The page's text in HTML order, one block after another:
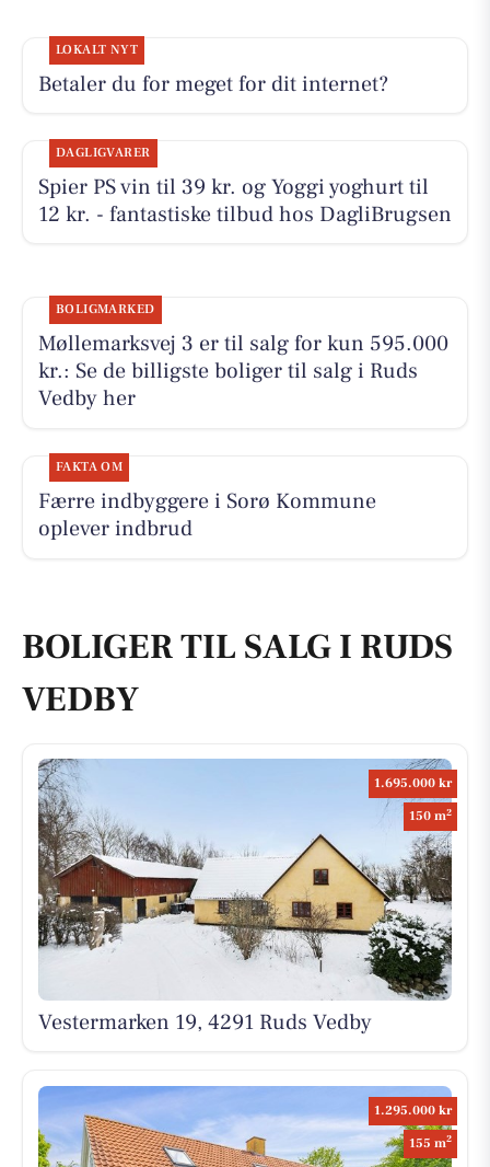
LOKALT NYT
Betaler du for meget for dit internet?
DAGLIGVARER
Spier PS vin til 39 kr. og Yoggi yoghurt til
12 kr. - fantastiske tilbud hos DagliBrugsen
BOLIGMARKED
Møllemarksvej 3 er til salg for kun 595.000
kr.: Se de billigste boliger til salg i Ruds
Vedby her
FAKTA OM
Færre indbyggere i Sorø Kommune
oplever indbrud
BOLIGER TIL SALG I RUDS
VEDBY
1.695.000 kr
150 m2
Vestermarken 19, 4291 Ruds Vedby
1.295.000 kr
155 m2